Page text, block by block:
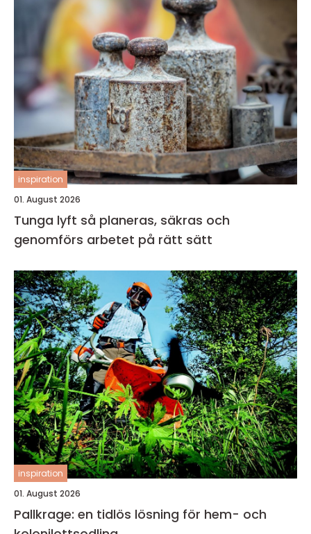
inspiration
01. August 2026
Tunga lyft så planeras, säkras och
genomförs arbetet på rätt sätt
inspiration
01. August 2026
Pallkrage: en tidlös lösning för hem- och